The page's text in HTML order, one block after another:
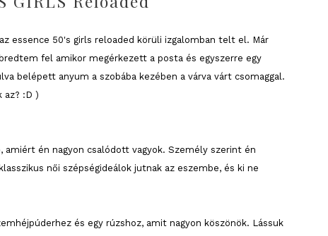
essence 50's girls reloaded körüli izgalomban telt el. Már
fel amikor megérkezett a posta és egyszerre egy
belépett anyum a szobába kezében a várva várt csomaggal.
az? :D )
amiért én nagyon csalódott vagyok. Személy szerint én
női szépségideálok jutnak az eszembe, és ki ne
és egy rúzshoz, amit nagyon köszönök. Lássuk